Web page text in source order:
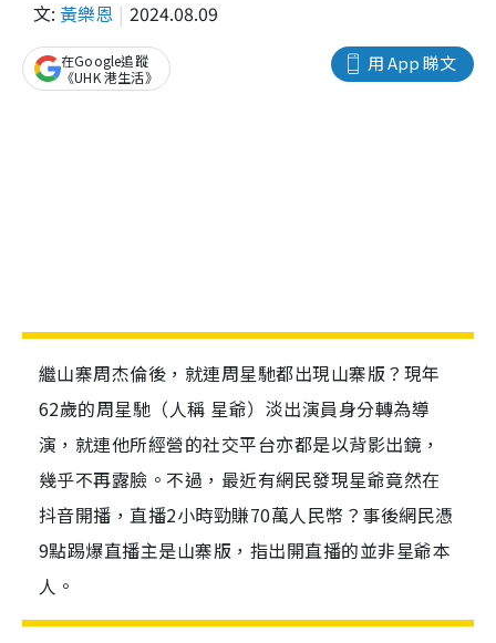
文: 黃樂恩 2024.08.09
用 App 睇文
在Google追蹤
《UHK 港生活》
繼山寨周杰倫後，就連周星馳都出現山寨版？現年
62歲的周星馳（人稱 星爺）淡出演員身分轉為導
演，就連他所經營的社交平台亦都是以背影出鏡，
幾乎不再露臉。不過，最近有網民發現星爺竟然在
抖音開播，直播2小時勁賺70萬人民幣？事後網民憑
9點踢爆直播主是山寨版，指出開直播的並非星爺本
人。